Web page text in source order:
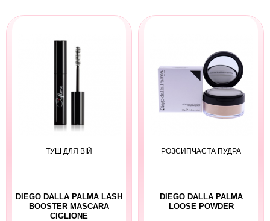
ТУШ ДЛЯ ВІЙ
DIEGO DALLA PALMA LASH
BOOSTER MASCARA
CIGLIONE
РОЗСИПЧАСТА ПУДРА
DIEGO DALLA PALMA
LOOSE POWDER